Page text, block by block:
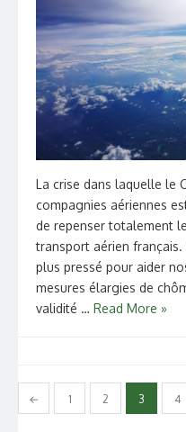
La crise dans laquelle le
compagnies aériennes
de repenser totalement
transport aérien français.
plus pressé pour aider
mesures élargies de
validité … Read More »
Pagination
des
← 1 2 3 4